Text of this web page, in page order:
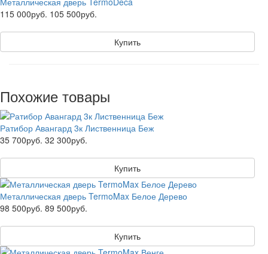
115 000руб. 105 500руб.
Купить
Похожие товары
Ратибор Авангард 3к Лиственница Беж
35 700руб. 32 300руб.
Купить
Металлическая дверь TermoMax Белое Дерево
98 500руб. 89 500руб.
Купить